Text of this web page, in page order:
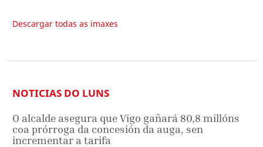
Descargar todas as imaxes
NOTICIAS DO LUNS
O alcalde asegura que Vigo gañará 80,8 millóns
coa prórroga da concesión da auga, sen
incrementar a tarifa